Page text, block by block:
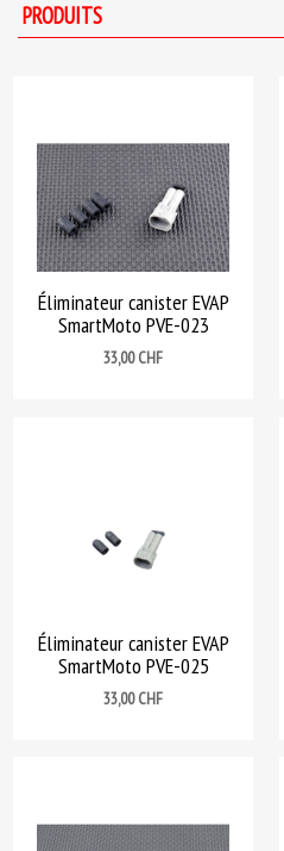
PRODUITS
Éliminateur canister EVAP
SmartMoto PVE-023
Prix
33,00 CHF
Éliminateur canister EVAP
SmartMoto PVE-025
Prix
33,00 CHF